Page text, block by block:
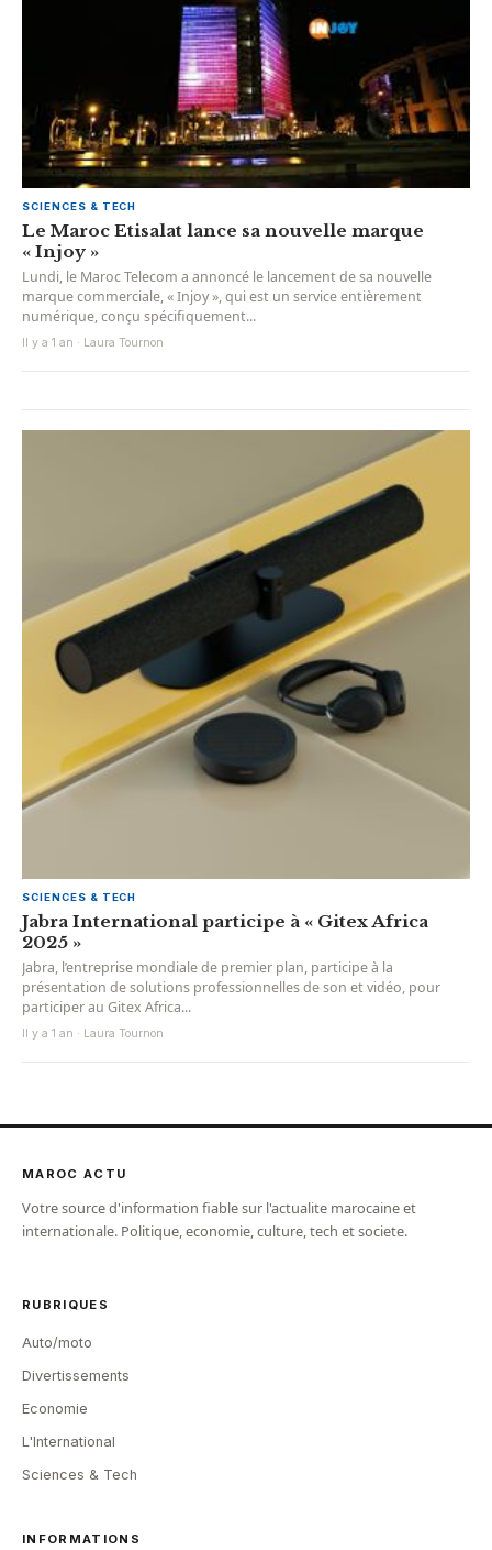
SCIENCES & TECH
Le Maroc Etisalat lance sa nouvelle marque
« Injoy »
Lundi, le Maroc Telecom a annoncé le lancement de sa nouvelle
marque commerciale, « Injoy », qui est un service entièrement
numérique, conçu spécifiquement...
Il y a 1 an · Laura Tournon
SCIENCES & TECH
Jabra International participe à « Gitex Africa
2025 »
Jabra, l’entreprise mondiale de premier plan, participe à la
présentation de solutions professionnelles de son et vidéo, pour
participer au Gitex Africa...
Il y a 1 an · Laura Tournon
MAROC ACTU
Votre source d'information fiable sur l'actualite marocaine et
internationale. Politique, economie, culture, tech et societe.
RUBRIQUES
Auto/moto
Divertissements
Economie
L'International
Sciences & Tech
INFORMATIONS